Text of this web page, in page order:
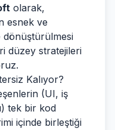
olarak,
esnek ve
dönüştürülmesi
düzey stratejileri
Kalıyor?
(UI, iş
tek bir kod
içinde birleştiği